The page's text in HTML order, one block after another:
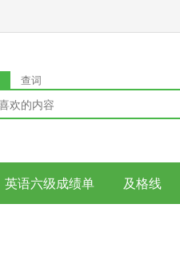
查词
英语六级成绩单 及格线